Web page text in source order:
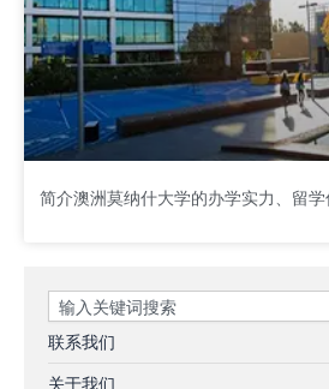
简介澳洲莫纳什大学的办学实力、留
Search
联系我们
关于我们